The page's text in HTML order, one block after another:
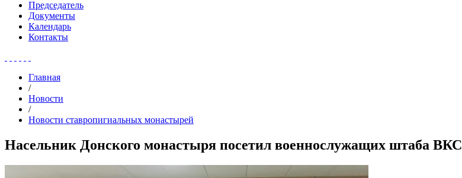
Председатель
Документы
Календарь
Контакты
Главная
/
Новости
/
Новости ставропигиальных монастырей
Насельник Донского монастыря посетил военнослужащих штаба ВКС